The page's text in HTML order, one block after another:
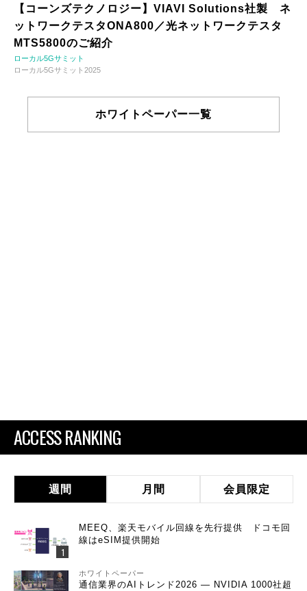
【コーンズテクノロジー】VIAVI Solutions社製 ネ
ットワークテスタONA800／光ネットワークテスタ
MTS5800のご紹介
ローカル5Gサミット
ローカル5Gサミット2025
ホワイトペーパー一覧
ACCESS RANKING
週間 月間 会員限定
MEEQ、楽天モバイル回線を先行提供 ドコモ回
線はeSIM提供開始
ホワイトペーパー
通信業界のAIトレンド2026 ― NVIDIA 1000社超